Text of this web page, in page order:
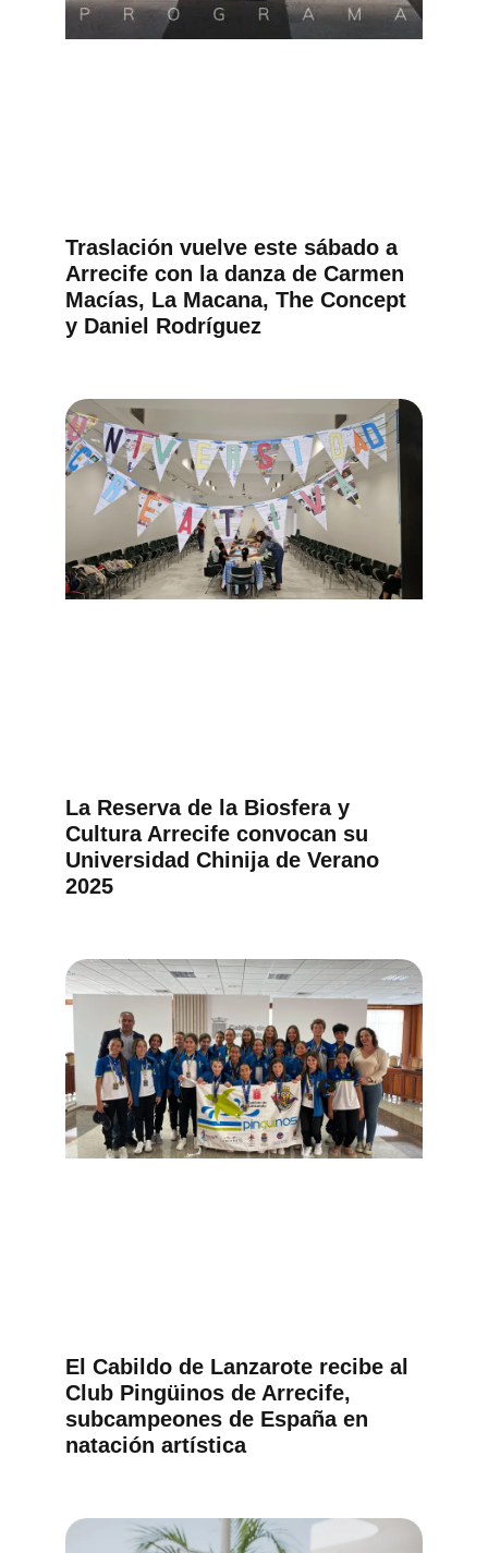
Traslación vuelve este sábado a
Arrecife con la danza de Carmen
Macías, La Macana, The Concept
y Daniel Rodríguez
La Reserva de la Biosfera y
Cultura Arrecife convocan su
Universidad Chinija de Verano
2025
El Cabildo de Lanzarote recibe al
Club Pingüinos de Arrecife,
subcampeones de España en
natación artística